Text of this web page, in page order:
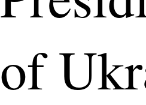
of